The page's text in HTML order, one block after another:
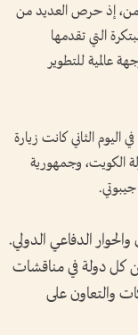
إذ حرص العديد من
التي تقدمها
عالمية للتطوير
اليوم الثاني كانت زيارة
الكويت، وجمهورية
الدفاعي الدولي.
كل دولة في مناقشات
والتعاون على